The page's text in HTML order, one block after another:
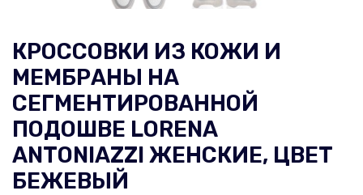
КРОССОВКИ ИЗ КОЖИ И
МЕМБРАНЫ НА
СЕГМЕНТИРОВАННОЙ
ПОДОШВЕ LORENA
ANTONIAZZI ЖЕНСКИЕ, ЦВЕТ
БЕЖЕВЫЙ